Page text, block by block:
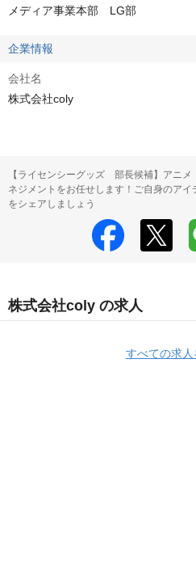
メディア事業本部　LG部
企業情報
会社名
株式会社coly
【ライセンシーグッズ 部長候補】アニ
ネジメントをお任せします！ご自身のア
をシェアしましょう
株式会社coly の求人
すべての求人